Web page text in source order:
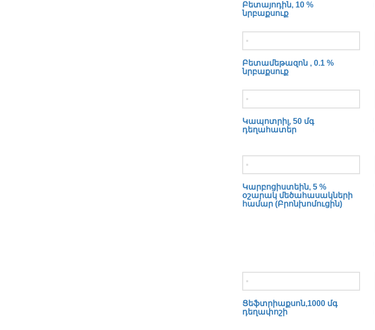
Բետայոդին, 10 %
նրբաքսուք
Բետամեթազոն , 0.1 %
նրբաքսուք
Կապոտրիլ, 50 մգ
դեղահատեր
Կարբոցիստեին, 5 %
օշարակ մեծահասակների
համար (Բրոնխոմուցին)
Ցեֆտրիաքսոն,1000 մգ
դեղափոշի